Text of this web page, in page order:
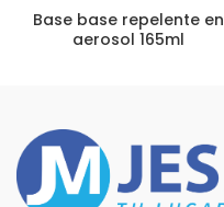
Base base repelente en
aerosol 165ml